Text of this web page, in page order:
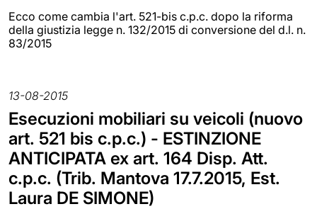
Ecco come cambia l'art. 521-bis c.p.c. dopo la riforma
della giustizia legge n. 132/2015 di conversione del d.l. n.
83/2015
13-08-2015
Esecuzioni mobiliari su veicoli (nuovo
art. 521 bis c.p.c.) - ESTINZIONE
ANTICIPATA ex art. 164 Disp. Att.
c.p.c. (Trib. Mantova 17.7.2015, Est.
Laura DE SIMONE)